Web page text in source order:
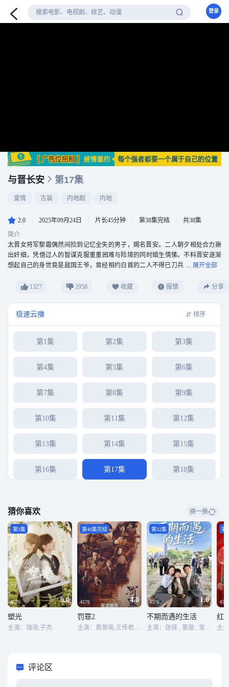
登录
与晋长安 第17集
爱情 古装 内地剧 内地
2.0 2025年09月24日 片长45分钟 第38集完结
共38集
简介:
太晋女将军黎霜偶然间捡到记忆全失的男子，赐名晋安。二人朝夕相处合力揪
出奸细，凭借过人的智谋克服重重困难与险境的同时暗生情愫。不料晋安逐渐
想起自己的身世竟是敌国王爷，曾经相约白首的二人不得已刀兵
1327
2958 收藏 报错 分享
极速云播 排序
第1集 第2集 第3集
第4集 第5集 第6集
第7集 第8集 第9集
第10集 第11集 第12集
第13集 第14集 第15集
第16集 第17集 第18集
第22集 第23集 第24集
第25集 第26集 第27集
第28集 第29集 第30集
第31集 第32集 第33集
第34集 第35集 第36集
猜你喜欢 换一换
4576 9.0
第3集
塑光
主演：瑞浩,子杰
4576 4.0
第40集完结
罚罪2
主演：黄景瑜,王传君,梁洁,李幼斌,萨日娜,张桐
4576 1.0
第32集
不期而遇的生活
主演：张铎 , 董璇 , 常仕欣 , 刘迅 , 万国鹏 , 于莉红 , 马诗红 , 宋欣洁 , 蒋方婷 , 王昊泽 , 程思涵 , 丁洋 , 陈雨儿 , 陶宇佳 , 李思博 , 甄琪 , 白红标 , 张林 , 郭金杰 , 李觅尔 , 张何昊臻 , 马冀 , 端木艺晨 , 程爱涵 , 王润萱 , 秋可 , 梁耘菲 , 王沐霖
4576
第
红
评论区